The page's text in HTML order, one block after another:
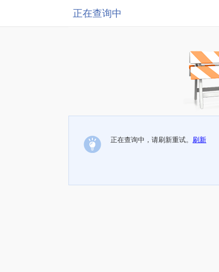
正在查询中
正在查询中，请刷新重试。 刷新